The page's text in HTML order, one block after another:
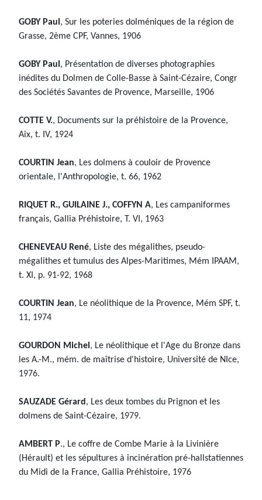
GOBY Paul, Sur les poteries dolméniques de la région de
Grasse, 2ème CPF, Vannes, 1906
GOBY Paul, Présentation de diverses photographies
inédites du Dolmen de Colle-Basse à Saint-Cézaire, Congr
des Sociétés Savantes de Provence, Marseille, 1906
COTTE V., Documents sur la préhistoire de la Provence,
Aix, t. IV, 1924
COURTIN Jean, Les dolmens à couloir de Provence
orientale, l'Anthropologie, t. 66, 1962
RIQUET R., GUILAINE J., COFFYN A, Les campaniformes
français, Gallia Préhistoire, T. VI, 1963
CHENEVEAU René, Liste des mégalithes, pseudo-
mégalithes et tumulus des Alpes-Maritimes, Mém IPAAM,
t. XI, p. 91-92, 1968
COURTIN Jean, Le néolithique de la Provence, Mém SPF, t.
11, 1974
GOURDON Michel, Le néolithique et l'Age du Bronze dans
les A.-M., mém. de maîtrise d'histoire, Université de NIce,
1976.
SAUZADE Gérard, Les deux tombes du Prignon et les
dolmens de Saint-Cézaire, 1979.
AMBERT P., Le coffre de Combe Marie à la Livinière
(Hérault) et les sépultures à incinération pré-hallstatiennes
du Midi de la France, Gallia Préhistoire, 1976